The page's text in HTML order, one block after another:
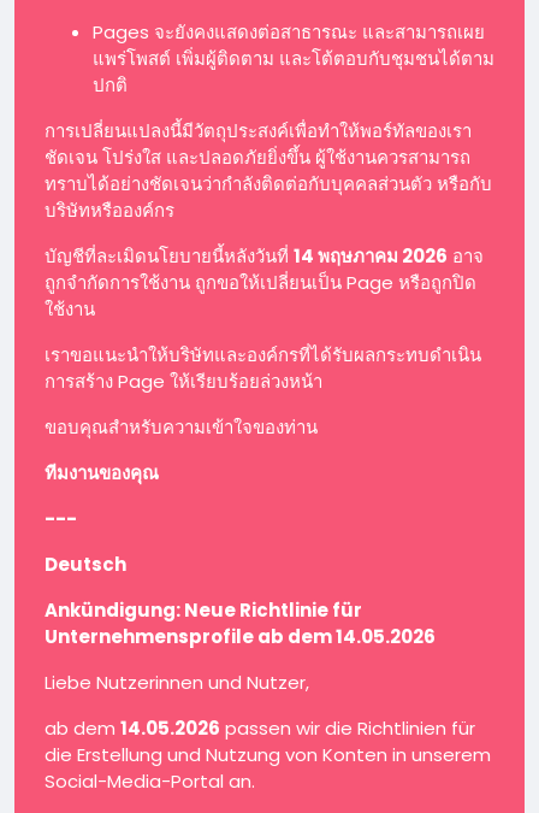
Pages จะยังคงแสดงต่อสาธารณะ และสามารถเผย
แพร่โพสต์ เพิ่มผู้ติดตาม และโต้ตอบกับชุมชนได้ตาม
ปกติ
การเปลี่ยนแปลงนี้มีวัตถุประสงค์เพื่อทำให้พอร์ทัลของเรา
ชัดเจน โปร่งใส และปลอดภัยยิ่งขึ้น ผู้ใช้งานควรสามารถ
ทราบได้อย่างชัดเจนว่ากำลังติดต่อกับบุคคลส่วนตัว หรือกับ
บริษัทหรือองค์กร
บัญชีที่ละเมิดนโยบายนี้หลังวันที่ 14 พฤษภาคม 2026 อาจ
ถูกจำกัดการใช้งาน ถูกขอให้เปลี่ยนเป็น Page หรือถูกปิด
ใช้งาน
เราขอแนะนำให้บริษัทและองค์กรที่ได้รับผลกระทบดำเนิน
การสร้าง Page ให้เรียบร้อยล่วงหน้า
ขอบคุณสำหรับความเข้าใจของท่าน
ทีมงานของคุณ
---
Deutsch
Ankündigung: Neue Richtlinie für
Unternehmensprofile ab dem 14.05.2026
Liebe Nutzerinnen und Nutzer,
ab dem 14.05.2026 passen wir die Richtlinien für
die Erstellung und Nutzung von Konten in unserem
Social-Media-Portal an.